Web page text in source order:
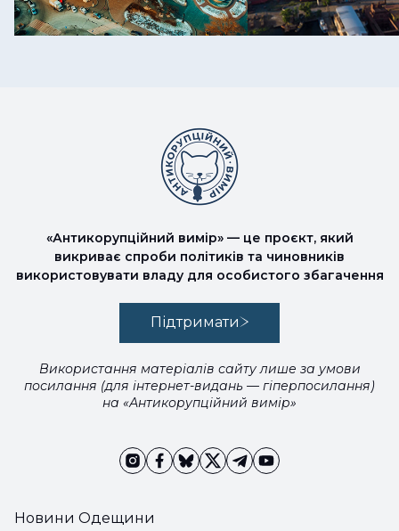
Новини Одещини
«Антикорупційний вимір» — це проєкт, який
викриває спроби політиків та чиновників
використовувати владу для особистого збагачення
Підтримати
Використання матеріалів сайту лише за умови
посилання (для інтернет-видань — гіперпосилання)
на «Антикорупційний вимір»